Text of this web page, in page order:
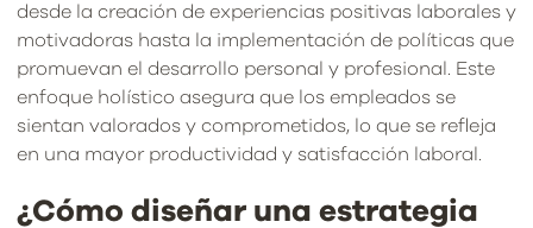
desde la creación de experiencias positivas laborales y
motivadoras hasta la implementación de políticas que
promuevan el desarrollo personal y profesional. Este
enfoque holístico asegura que los empleados se
sientan valorados y comprometidos, lo que se refleja
en una mayor productividad y satisfacción laboral.
¿Cómo diseñar una estrategia